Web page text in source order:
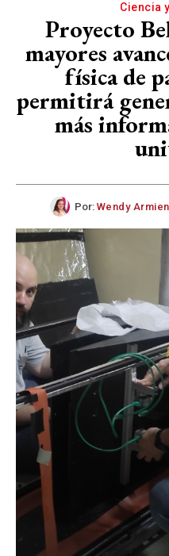
Ciencia
Proyecto
mayores
física de
permitirá
más
Por: Wendy